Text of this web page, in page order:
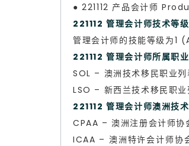
● 221112 产品会计师
221112 管理会计师技术
管理会计师的技能等级为1
221112 管理会计师所属职
SOL – 澳洲技术移民职
LSO – 新西兰技术移民职
221112 管理会计师澳
CPAA – 澳洲注册会计师
ICAA – 澳洲特许会计师